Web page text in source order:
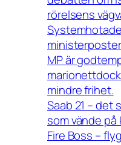
rörelsens
MP är
mindre frihet.
Saab 21 –
som vände
Fire Boss –